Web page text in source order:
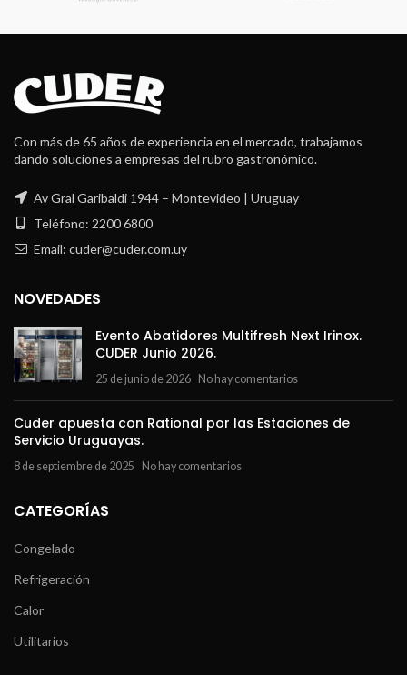
Con más de 65 años de experiencia en el mercado, trabajamos
dando soluciones a empresas del rubro gastronómico.
Av Gral Garibaldi 1944 – Montevideo | Uruguay
Teléfono: 2200 6800
Email: cuder@cuder.com.uy
NOVEDADES
Evento Abatidores Multifresh Next Irinox.
CUDER Junio 2026.
25 de junio de 2026 No hay comentarios
Cuder apuesta con Rational por las Estaciones de
Servicio Uruguayas.
8 de septiembre de 2025 No hay comentarios
CATEGORÍAS
Congelado
Refrigeración
Calor
Utilitarios